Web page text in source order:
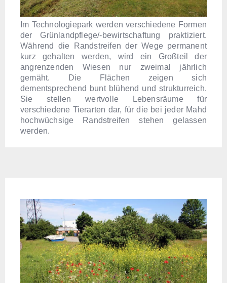
Im Technologiepark werden verschiedene Formen
der Grünlandpflege/-bewirtschaftung praktiziert.
Während die Randstreifen der Wege permanent
kurz gehalten werden, wird ein Großteil der
angrenzenden Wiesen nur zweimal jährlich
gemäht. Die Flächen zeigen sich
dementsprechend bunt blühend und strukturreich.
Sie stellen wertvolle Lebensräume für
verschiedene Tierarten dar, für die bei jeder Mahd
hochwüchsige Randstreifen stehen gelassen
werden.